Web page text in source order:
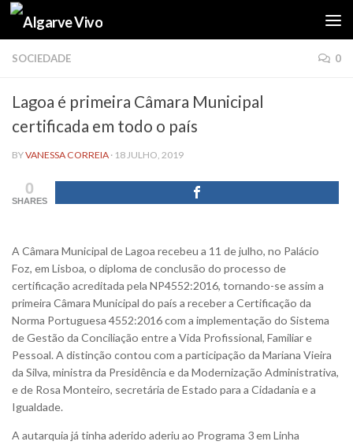
Skip to content
SOCIEDADE 0
Lagoa é primeira Câmara Municipal
certificada em todo o país
BYVANESSA CORREIA · 18 JULHO, 2019
0
SHARES
A Câmara Municipal de Lagoa recebeu a 11 de julho, no Palácio
Foz, em Lisboa, o diploma de conclusão do processo de
certificação acreditada pela NP4552:2016, tornando-se assim a
primeira Câmara Municipal do país a receber a Certificação da
Norma Portuguesa 4552:2016 com a implementação do Sistema
de Gestão da Conciliação entre a Vida Profissional, Familiar e
Pessoal. A distinção contou com a participação da Mariana Vieira
da Silva, ministra da Presidência e da Modernização Administrativa,
e de Rosa Monteiro, secretária de Estado para a Cidadania e a
Igualdade.
A autarquia já tinha aderido aderiu ao Programa 3 em Linha